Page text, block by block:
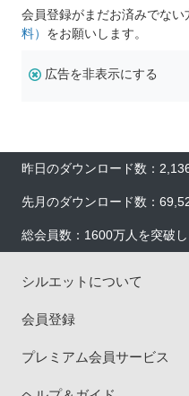
会員登録がまだお済みでない
料） をお願いします。
広告を非表示にする
昨日のダウンロード数：
先月のダウンロード数：
総会員数：1600万人を突破
シルエットについて
会員登録
プレミアム会員サービス